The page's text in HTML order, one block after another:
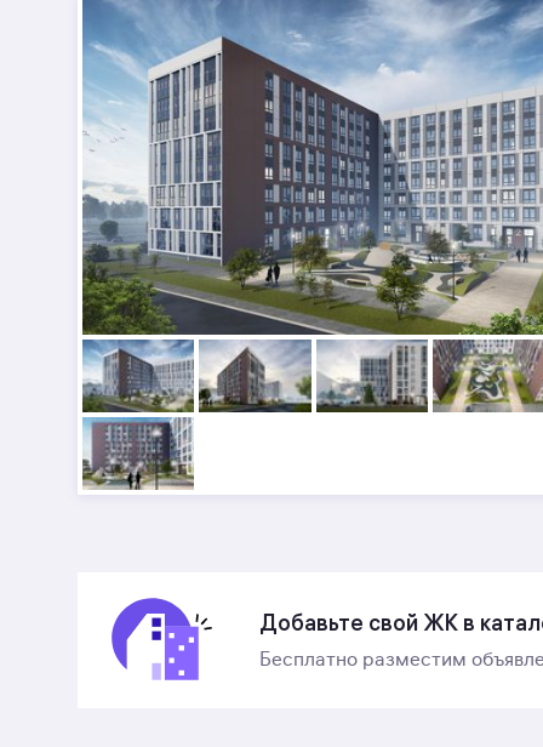
Добавьте свой ЖК в
Бесплатно разместим